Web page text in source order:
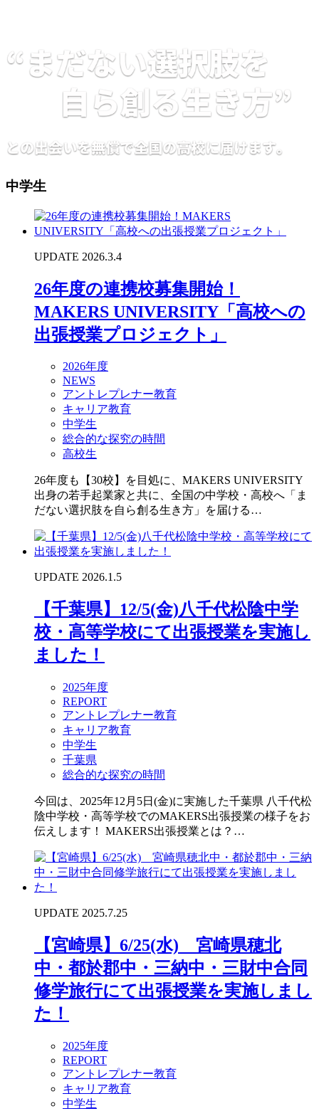
中学生
UPDATE 2026.3.4
26年度の連携校募集開始！
MAKERS UNIVERSITY「高校への
出張授業プロジェクト」
2026年度
NEWS
アントレプレナー教育
キャリア教育
中学生
総合的な探究の時間
高校生
26年度も【30校】を目処に、MAKERS UNIVERSITY
出身の若手起業家と共に、全国の中学校・高校へ「ま
だない選択肢を自ら創る生き方」を届ける…
UPDATE 2026.1.5
【千葉県】12/5(金)八千代松陰中学
校・高等学校にて出張授業を実施し
ました！
2025年度
REPORT
アントレプレナー教育
キャリア教育
中学生
千葉県
総合的な探究の時間
今回は、2025年12月5日(金)に実施した千葉県 八千代松
陰中学校・高等学校でのMAKERS出張授業の様子をお
伝えします！ MAKERS出張授業とは？…
UPDATE 2025.7.25
【宮崎県】6/25(水) 宮崎県穂北
中・都於郡中・三納中・三財中合同
修学旅行にて出張授業を実施しまし
た！
2025年度
REPORT
アントレプレナー教育
キャリア教育
中学生